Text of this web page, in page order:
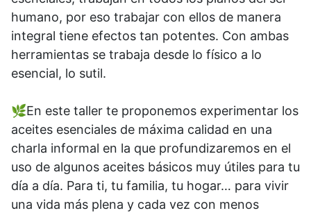
humano, por eso trabajar con ellos de manera
integral tiene efectos tan potentes. Con ambas
herramientas se trabaja desde lo físico a lo
esencial, lo sutil.
🌿En este taller te proponemos experimentar los
aceites esenciales de máxima calidad en una
charla informal en la que profundizaremos en el
uso de algunos aceites básicos muy útiles para tu
día a día. Para ti, tu familia, tu hogar… para vivir
una vida más plena y cada vez con menos